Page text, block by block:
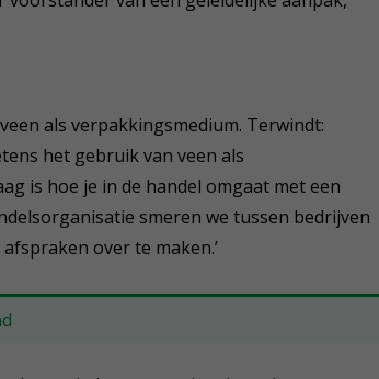
als verpakkingsmedium. Terwindt:
het gebruik van veen als
is hoe je in de handel omgaat met een
smeren we tussen bedrijven
over te maken.’